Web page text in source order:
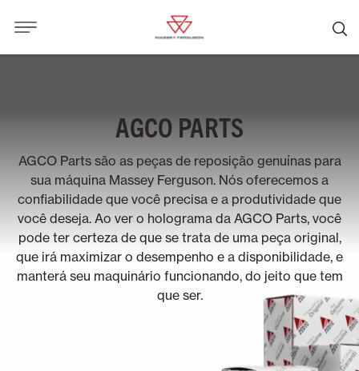
AGCO PARTS
AGCO Parts são as peças de reposição genuínas para
sua máquina Massey Ferguson. Nós oferecemos a
confiabilidade que você precisa e a produtividade que
você deseja. Ao ver o holograma da AGCO Parts, você
pode ter certeza de que se trata de uma peça original,
que irá maximizar o desempenho e a disponibilidade, e
manterá seu maquinário funcionando, do jeito que tem
que ser.